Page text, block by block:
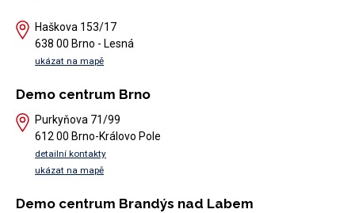
Haškova 153/17
638 00 Brno - Lesná
ukázat na mapě
Demo centrum Brno
Purkyňova 71/99
612 00 Brno-Královo Pole
detailní kontakty
ukázat na mapě
Demo centrum Brandýs nad Labem